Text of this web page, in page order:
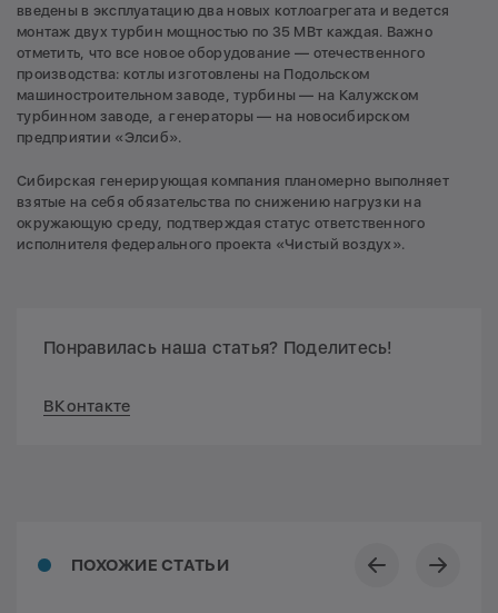
введены в эксплуатацию два новых котлоагрегата и ведется
монтаж двух турбин мощностью по 35 МВт каждая. Важно
отметить, что все новое оборудование — отечественного
производства: котлы изготовлены на Подольском
машиностроительном заводе, турбины — на Калужском
турбинном заводе, а генераторы — на новосибирском
предприятии «Элсиб».
Сибирская генерирующая компания планомерно выполняет
взятые на себя обязательства по снижению нагрузки на
окружающую среду, подтверждая статус ответственного
исполнителя федерального проекта «Чистый воздух».
Понравилась наша статья? Поделитесь!
ВКонтакте
ПОХОЖИЕ СТАТЬИ